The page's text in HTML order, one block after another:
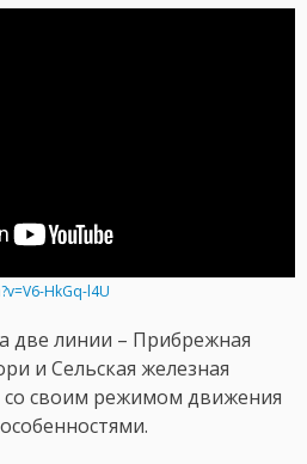
HkGq-l4U
две линии – Прибрежная
и Сельская железная
со своим режимом движения